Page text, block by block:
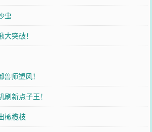
虫
突破！
师塑风！
新点子王！
橄榄枝